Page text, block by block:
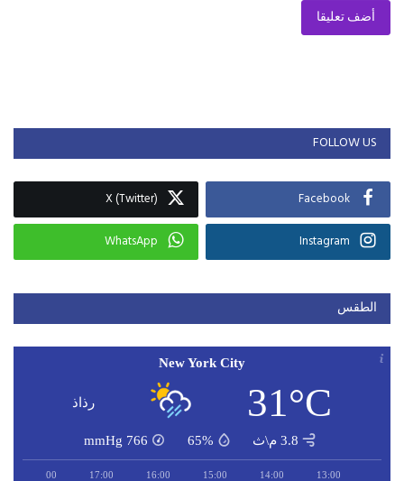
أضف تعليقا
FOLLOW US
Facebook
X (Twitter)
Instagram
WhatsApp
الطقس
New York City
31°C رذاذ
3.8 م\ث 65%
766
mmHg
13:00
14:00
15:00
16:00
17:00
18:00